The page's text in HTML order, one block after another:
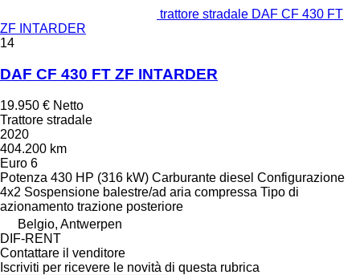
trattore stradale DAF CF 430 FT
ZF INTARDER
14
DAF CF 430 FT ZF INTARDER
19.950 € Netto
Trattore stradale
2020
404.200 km
Euro 6
Potenza 430 HP (316 kW) Carburante diesel Configurazione
4x2 Sospensione balestre/ad aria compressa Tipo di
azionamento trazione posteriore
Belgio, Antwerpen
DIF-RENT
Contattare il venditore
Iscriviti per ricevere le novità di questa rubrica